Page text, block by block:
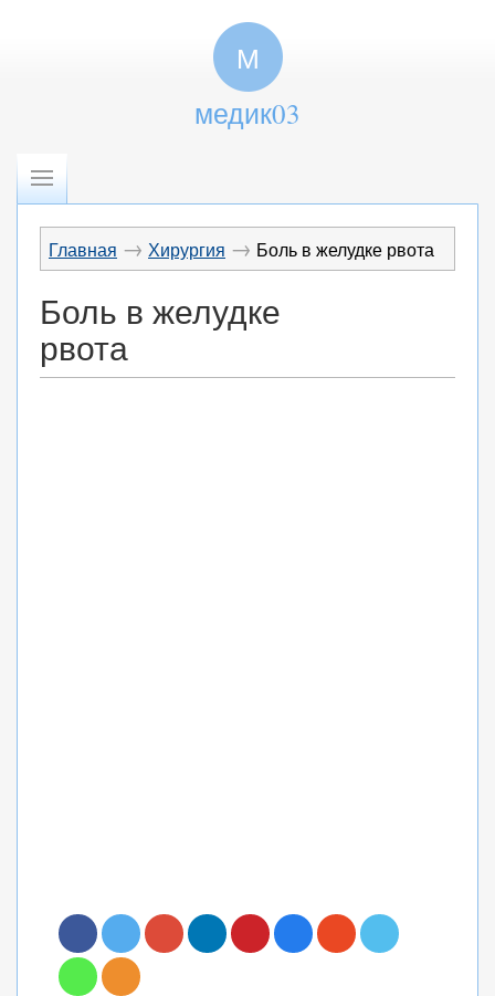
М
медик03
Главная → Хирургия → Боль в желудке рвота
Боль в желудке
рвота